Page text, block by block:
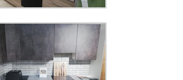
Увеличить
Панель КМ 416